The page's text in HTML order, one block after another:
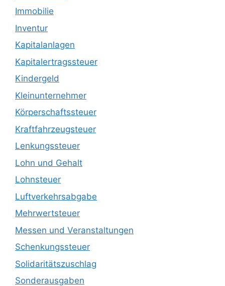
Immobilie
Inventur
Kapitalanlagen
Kapitalertragssteuer
Kindergeld
Kleinunternehmer
Körperschaftssteuer
Kraftfahrzeugsteuer
Lenkungssteuer
Lohn und Gehalt
Lohnsteuer
Luftverkehrsabgabe
Mehrwertsteuer
Messen und Veranstaltungen
Schenkungssteuer
Solidaritätszuschlag
Sonderausgaben